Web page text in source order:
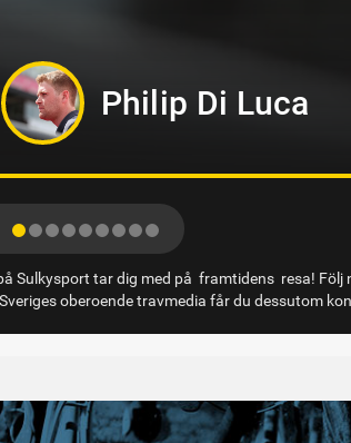
Tamara Skutnabb
Sulkysport tar dig med på framtidens resa! Följ
oberoende travmedia får du dessutom